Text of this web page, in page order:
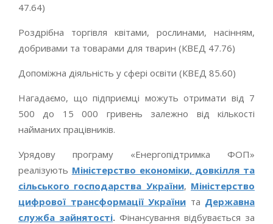
47.64)
Роздрібна торгівля квітами, рослинами, насінням,
добривами та товарами для тварин (КВЕД 47.76)
Допоміжна діяльність у сфері освіти (КВЕД 85.60)
Нагадаємо, що підприємці можуть отримати від 7
500 до 15 000 гривень залежно від кількості
найманих працівників.
Урядову програму «Енергопідтримка ФОП»
реалізують Міністерство економіки, довкілля та
сільського господарства України, Міністерство
цифрової трансформації України та Державна
служба зайнятості. Фінансування відбувається за